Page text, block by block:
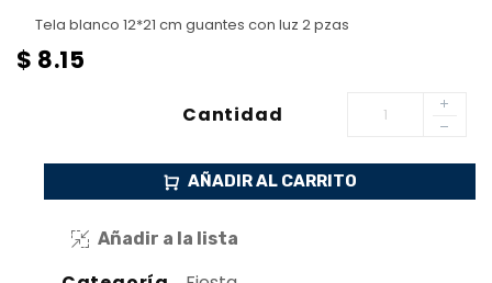
Tela blanco 12*21 cm guantes con luz 2 pzas
$ 8.15
Cantidad
AÑADIR AL CARRITO
Añadir a la lista